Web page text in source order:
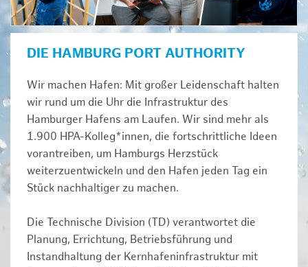
DIE HAMBURG PORT AUTHORITY
Wir machen Hafen: Mit großer Leidenschaft halten
wir rund um die Uhr die Infrastruktur des
Hamburger Hafens am Laufen. Wir sind mehr als
1.900 HPA-Kolleg*innen, die fortschrittliche Ideen
vorantreiben, um Hamburgs Herzstück
weiterzuentwickeln und den Hafen jeden Tag ein
Stück nachhaltiger zu machen.
Die Technische Division (TD) verantwortet die
Planung, Errichtung, Betriebsführung und
Instandhaltung der Kernhafeninfrastruktur mit